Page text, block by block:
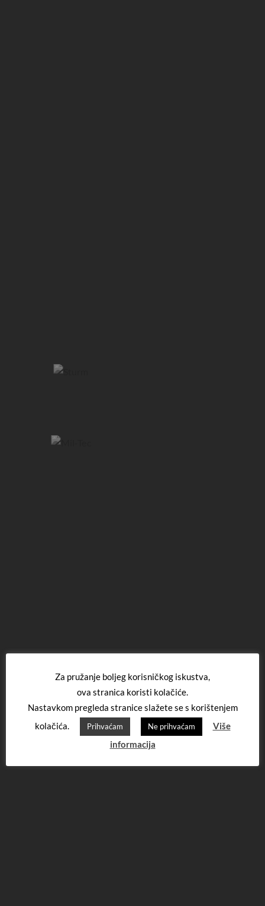
Za pružanje boljeg korisničkog iskustva,
ova stranica koristi kolačiće.
Nastavkom pregleda stranice slažete se s korištenjem
kolačića.
Prihvaćam Ne prihvaćam
Više
informacija